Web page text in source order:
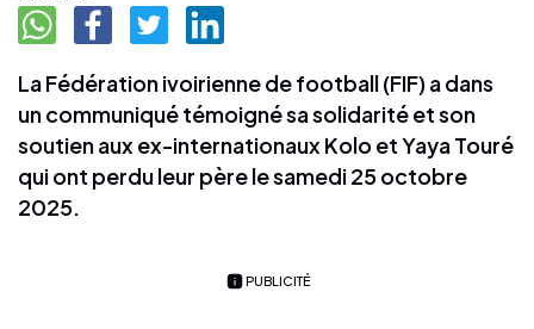
La Fédération ivoirienne de football (FIF) a dans
un communiqué témoigné sa solidarité et son
soutien aux ex-internationaux Kolo et Yaya Touré
qui ont perdu leur père le samedi 25 octobre
2025.
PUBLICITÉ